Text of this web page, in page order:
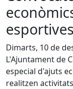
esportives
Dimarts, 10 de
L'Ajuntament de
especial d'ajuts
realitzen